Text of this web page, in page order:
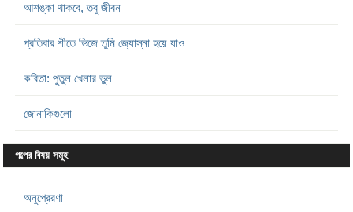
আশঙ্কা থাকবে, তবু জীবন
প্রতিবার শীতে ভিজে তুমি জ্যোস্না হয়ে যাও
কবিতা: পুতুল খেলার ভুল
জোনাকিগুলো
গল্পের বিষয় সমূহ
অনুপ্রেরণা